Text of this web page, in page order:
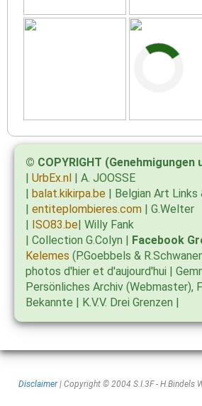
© COPYRIGHT (Genehmigungen
UrbEx.nl
| A. JOOSSE
balat.kikirpa.be | Belgian Art Links
entiteplombieres.com | G.Welter
ISO83.be | Willy Fank
| Collection G.Colyn |
Facebook
Kelemes (P.Goebbels &
photos d'hier et d'aujourd'hui |
Persönliches Archiv (Webmaster),
Bekannte | K.V.V. Drei Grenzen |
Disclaimer| Copyright © 2004 S.I.3F - H.Bindels